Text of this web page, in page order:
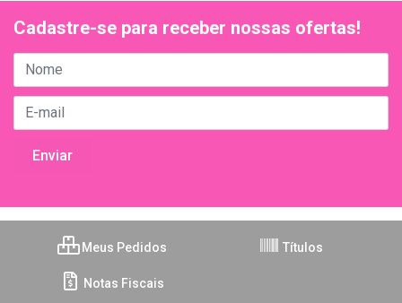
Cadastre-se para receber nossas ofertas!
Meus Pedidos Títulos
Notas Fiscais